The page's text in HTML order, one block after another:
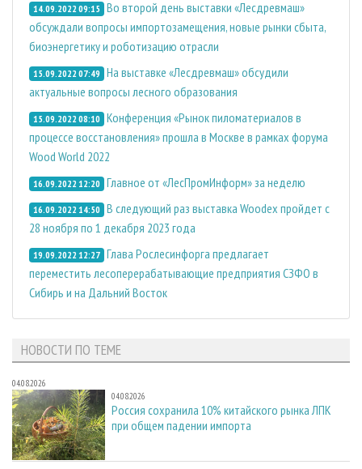
14.09.2022 09:15 Во второй день выставки «Лесдревмаш»
обсуждали вопросы импортозамещения, новые рынки сбыта,
биоэнергетику и роботизацию отрасли
15.09.2022 07:49 На выставке «Лесдревмаш» обсудили
актуальные вопросы лесного образования
15.09.2022 08:10 Конференция «Рынок пиломатериалов в
процессе восстановления» прошла в Москве в рамках форума
Wood World 2022
16.09.2022 12:20 Главное от «ЛесПромИнформ» за неделю
16.09.2022 14:50 В следующий раз выставка Woodex пройдет с
28 ноября по 1 декабря 2023 года
19.09.2022 12:27 Глава Рослесинфорга предлагает
переместить лесоперерабатывающие предприятия СЗФО в
Сибирь и на Дальний Восток
НОВОСТИ ПО ТЕМЕ
04.08.2026
04.08.2026
Россия сохранила 10% китайского рынка ЛПК
при общем падении импорта